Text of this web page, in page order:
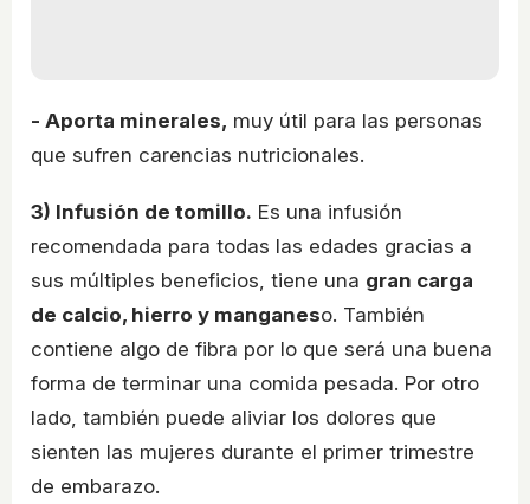
- Aporta minerales, muy útil para las personas
que sufren carencias nutricionales.
3) Infusión de tomillo. Es una infusión
recomendada para todas las edades gracias a
sus múltiples beneficios, tiene una gran carga
de calcio, hierro y manganeso. También
contiene algo de fibra por lo que será una buena
forma de terminar una comida pesada. Por otro
lado, también puede aliviar los dolores que
sienten las mujeres durante el primer trimestre
de embarazo.